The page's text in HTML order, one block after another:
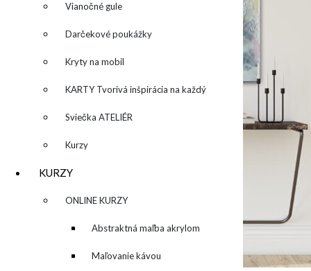
Vianočné gule
Darčekové poukážky
Kryty na mobil
KARTY Tvorivá inšpirácia na každý
deň
Sviečka ATELIÉR
Kurzy
KURZY
▼ ONLINE KURZY
▼ Abstraktná maľba akrylom
(Mixed Media)
Maľovanie kávou